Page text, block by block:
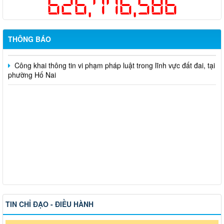
THÔNG BÁO
Hỗ trợ đăng tải thông tin hợp nhất, thay đổi địa chỉ trụ sở làm
việc
Công khai thông tin vi phạm pháp luật trong lĩnh vực đất đai, tại
TIN CHỈ ĐẠO - ĐIỀU HÀNH